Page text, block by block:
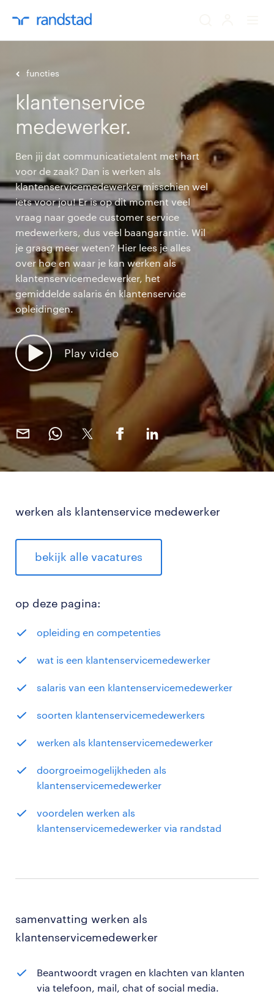
ik zoek een
werkgevers
mijn carrière
over randstad
functies
klantenservice
medewerker.
Ben jij dat communicatietalent met hart
voor de zaak? Dan is werken als
klantenservicemedewerker misschien wel
iets voor jou! Er is op dit moment veel
vraag naar goede customer service
medewerkers, dus veel baangarantie. Wil
je graag meer weten? Hier lees je alles
over hoe en waar je kan werken als
klantenservicemedewerker, het
gemiddelde salaris én klantenservice
opleidingen.
Play video
werken als klantenservice medewerker
bekijk alle vacatures
op deze pagina:
opleiding en competenties
wat is een klantenservicemedewerker
salaris van een klantenservicemedewerker
soorten klantenservicemedewerkers
werken als klantenservicemedewerker
doorgroeimogelijkheden als
klantenservicemedewerker
voordelen werken als
klantenservicemedewerker via randstad
samenvatting werken als
klantenservicemedewerker
Beantwoordt vragen en klachten van klanten
via telefoon, mail, chat of social media.